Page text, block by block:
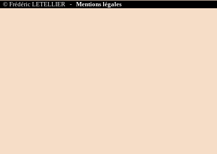
© Frédéric LETELLIER - Mentions légales